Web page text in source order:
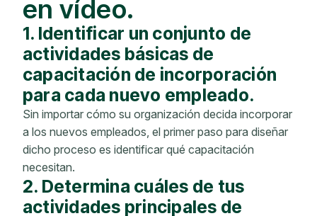
en vídeo.
1. Identificar un conjunto de
actividades básicas de
capacitación de incorporación
para cada nuevo empleado.
Sin importar cómo su organización decida incorporar
a los nuevos empleados, el primer paso para diseñar
dicho proceso es identificar qué capacitación
necesitan.
2. Determina cuáles de tus
actividades principales de